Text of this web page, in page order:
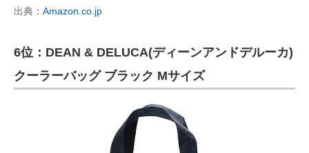
出典： Amazon.co.jp
6位：DEAN & DELUCA(ディーンアンドデルーカ)
クーラーバッグ ブラック Mサイズ